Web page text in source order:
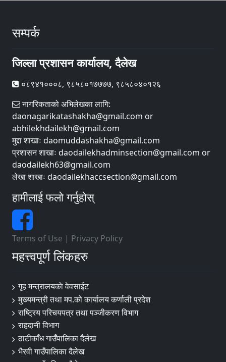
सम्पर्क
जिल्ला प्रशासन कार्यालय, दैलेख
०८९४१०००८, ९८५८०१७७७७, ९८५८०४०१२६
नागरिकताको अभिलेखका लागि:
daonagarikatashakha@gmail.com or
abhilekhdailekh@gmail.com
मुद्दा शाखाः daomuddashakha@gmail.com
प्रशासन शाखाः daodailekhadminsection@gmail.com or
daodailekh63@gmail.com
लेखा शाखाः daodailekhaccsection@gmail.com
हामीलाई फलो गर्नुहोस्
Terms of Use | Privacy Policy
महत्त्वपूर्ण लिंकहरु
गृह मन्त्रालयकाे वेवसाईट
मुख्यमन्त्री तथा मप.को कार्यालय कर्णाली प्रदेश
राष्ट्रिय परिचयपत्र तथा पञ्जीकरण विभाग
राहदानी विभाग
ठाटीकाँध गाउँपालिका दैलेख
भैरवी गाउँपालिका दैलेख